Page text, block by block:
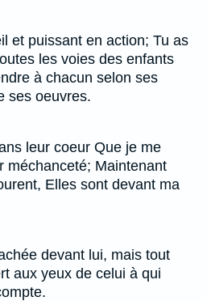
et puissant en action; Tu as
les voies des enfants
à chacun selon ses
ses oeuvres.
leur coeur Que je me
méchanceté; Maintenant
Elles sont devant ma
devant lui, mais tout
aux yeux de celui à qui